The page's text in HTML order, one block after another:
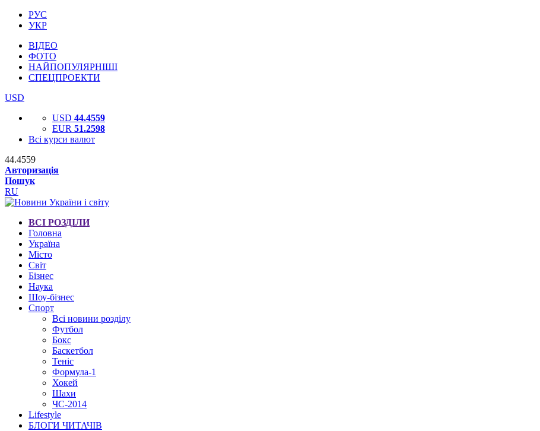
РУС
УКР
ВІДЕО
ФОТО
НАЙПОПУЛЯРНІШІ
СПЕЦПРОЕКТИ
USD
USD 44.4559
EUR 51.2598
Всі курси валют
44.4559
Авторизація
Пошук
RU
ВСІ РОЗДІЛИ
Головна
Україна
Місто
Світ
Бізнес
Наука
Шоу-бізнес
Спорт
Всі новини розділу
Футбол
Бокс
Баскетбол
Теніс
Формула-1
Хокей
Шахи
ЧС-2014
Lifestyle
БЛОГИ ЧИТАЧІВ